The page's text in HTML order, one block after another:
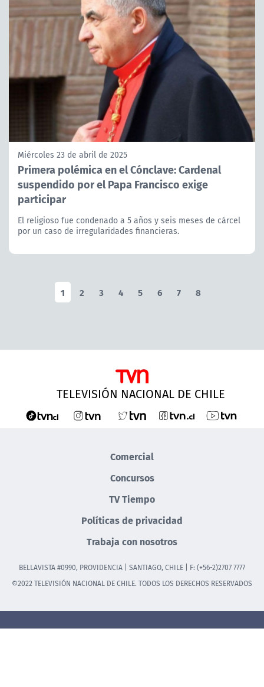
Miércoles 23 de abril de 2025
Primera polémica en el Cónclave: Cardenal
suspendido por el Papa Francisco exige
participar
El religioso fue condenado a 5 años y seis meses de cárcel
por un caso de irregularidades financieras.
1 2 3 4 5 6 7 8
TELEVISIÓN NACIONAL DE CHILE
Comercial
Concursos
TV Tiempo
Políticas de privacidad
Trabaja con nosotros
BELLAVISTA #0990, PROVIDENCIA | SANTIAGO, CHILE | F: (+56-2)2707 7777
©2022 TELEVISIÓN NACIONAL DE CHILE. TODOS LOS DERECHOS RESERVADOS